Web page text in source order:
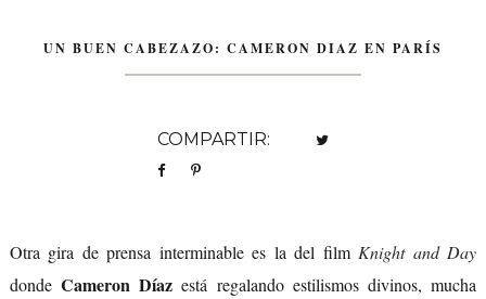
UN BUEN CABEZAZO: CAMERON DIAZ EN PARÍS
COMPARTIR:
Otra gira de prensa interminable es la del filmKnight and Day
dondeCameron Díaz está regalando estilismos divinos, mucha